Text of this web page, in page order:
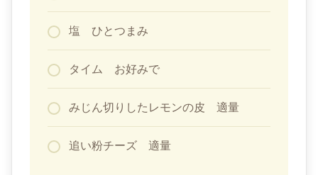
塩 ひとつまみ
タイム お好みで
みじん切りしたレモンの皮 適量
追い粉チーズ 適量